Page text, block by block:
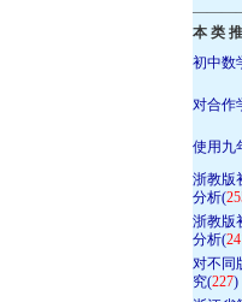
本 类
初中数
对合作
使用九
浙教版
分析(
浙教版
分析(
对不同
究(227)